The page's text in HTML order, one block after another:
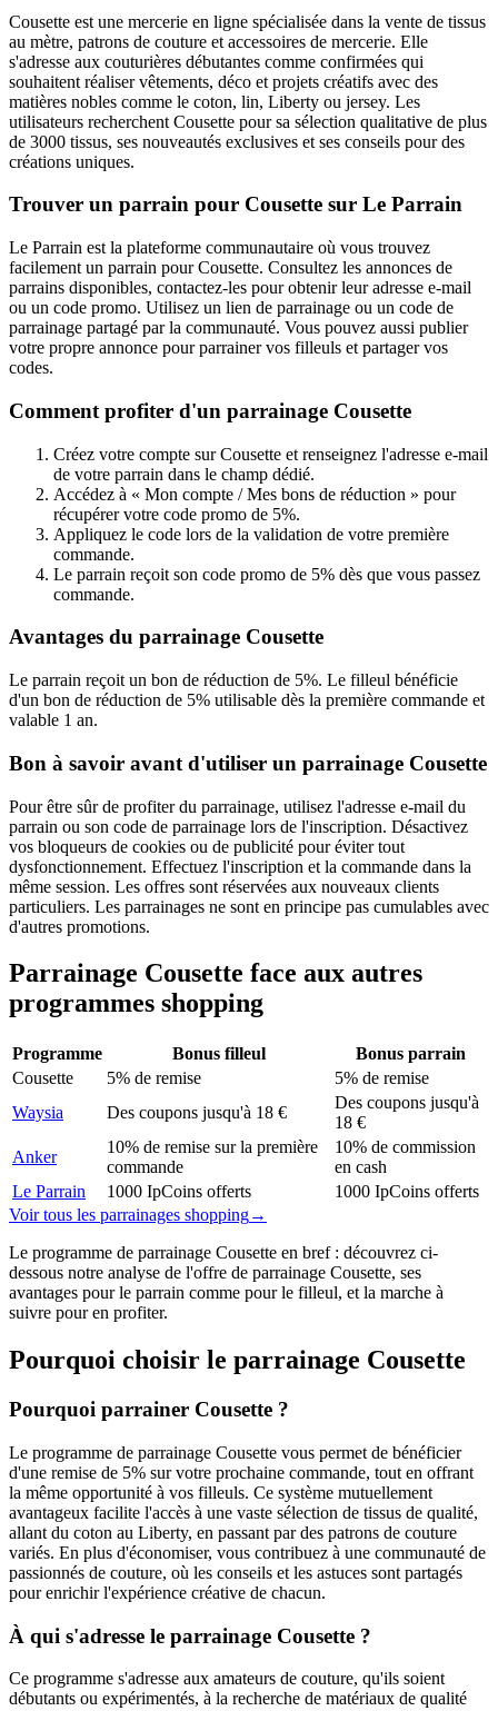
Cousette est une mercerie en ligne spécialisée dans la vente de tissus
au mètre, patrons de couture et accessoires de mercerie. Elle
s'adresse aux couturières débutantes comme confirmées qui
souhaitent réaliser vêtements, déco et projets créatifs avec des
matières nobles comme le coton, lin, Liberty ou jersey. Les
utilisateurs recherchent Cousette pour sa sélection qualitative de plus
de 3000 tissus, ses nouveautés exclusives et ses conseils pour des
créations uniques.
Trouver un parrain pour Cousette sur Le Parrain
Le Parrain est la plateforme communautaire où vous trouvez
facilement un parrain pour Cousette. Consultez les annonces de
parrains disponibles, contactez-les pour obtenir leur adresse e-mail
ou un code promo. Utilisez un lien de parrainage ou un code de
parrainage partagé par la communauté. Vous pouvez aussi publier
votre propre annonce pour parrainer vos filleuls et partager vos
codes.
Comment profiter d'un parrainage Cousette
Créez votre compte sur Cousette et renseignez l'adresse e-mail
de votre parrain dans le champ dédié.
Accédez à « Mon compte / Mes bons de réduction » pour
récupérer votre code promo de 5%.
Appliquez le code lors de la validation de votre première
commande.
Le parrain reçoit son code promo de 5% dès que vous passez
commande.
Avantages du parrainage Cousette
Le parrain reçoit un bon de réduction de 5%. Le filleul bénéficie
d'un bon de réduction de 5% utilisable dès la première commande et
valable 1 an.
Bon à savoir avant d'utiliser un parrainage Cousette
Pour être sûr de profiter du parrainage, utilisez l'adresse e-mail du
parrain ou son code de parrainage lors de l'inscription. Désactivez
vos bloqueurs de cookies ou de publicité pour éviter tout
dysfonctionnement. Effectuez l'inscription et la commande dans la
même session. Les offres sont réservées aux nouveaux clients
particuliers. Les parrainages ne sont en principe pas cumulables avec
d'autres promotions.
Parrainage Cousette face aux autres
programmes shopping
Programme Bonus filleul
Bonus parrain
Cousette
5% de remise
5% de remise
Waysia
Des coupons jusqu'à 18 €
Des coupons jusqu'à
18 €
Anker
10% de remise sur la première
commande
10% de commission
en cash
Le Parrain
1000 IpCoins offerts
1000 IpCoins offerts
Voir tous les parrainages shopping→
Le programme de parrainage Cousette en bref : découvrez ci-
dessous notre analyse de l'offre de parrainage Cousette, ses
avantages pour le parrain comme pour le filleul, et la marche à
suivre pour en profiter.
Pourquoi choisir le parrainage Cousette
Pourquoi parrainer Cousette ?
Le programme de parrainage Cousette vous permet de bénéficier
d'une remise de 5% sur votre prochaine commande, tout en offrant
la même opportunité à vos filleuls. Ce système mutuellement
avantageux facilite l'accès à une vaste sélection de tissus de qualité,
allant du coton au Liberty, en passant par des patrons de couture
variés. En plus d'économiser, vous contribuez à une communauté de
passionnés de couture, où les conseils et les astuces sont partagés
pour enrichir l'expérience créative de chacun.
À qui s'adresse le parrainage Cousette ?
Ce programme s'adresse aux amateurs de couture, qu'ils soient
débutants ou expérimentés, à la recherche de matériaux de qualité